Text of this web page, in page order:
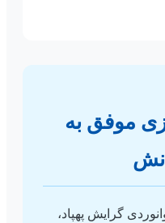
موفق به
گرایش پهپاد،